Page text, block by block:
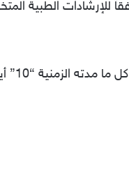
للإرشادات الطبية
8- يوصى